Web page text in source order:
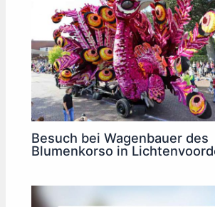
Besuch bei Wagenbauer des
Blumenkorso in